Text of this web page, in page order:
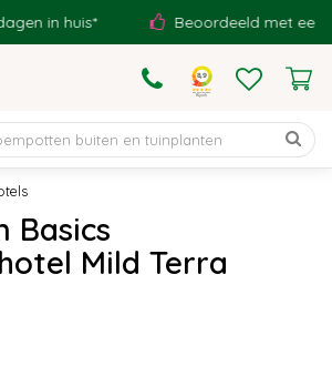
in huis* Beoordeeld met een 9,1!
Basics
Mild Terra